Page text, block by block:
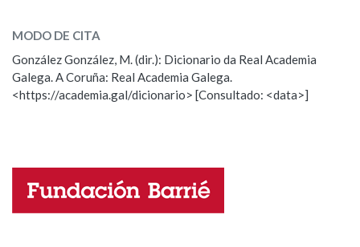
OUTRAS OPCIÓNS DE BUSCA
Marcas gramaticais
ESCOLLE UNHA OPCIÓN:
Observación Hai un erro na palabra
Propoño mellorar a definición
Nome
MODO DE CITA
González González, M. (dir.): Dicionario da Real Academia
Galega. A Coruña: Real Academia Galega.
<https://academia.gal/dicionario> [Consultado: <data>]